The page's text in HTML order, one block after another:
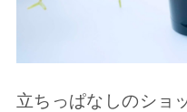
立ちっぱなしのショ